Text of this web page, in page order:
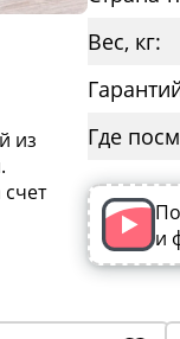
из
Вес, кг:
Где
и